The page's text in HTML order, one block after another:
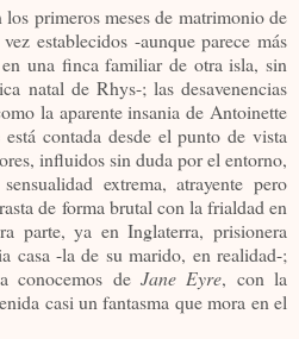
primeros meses de matrimonio de
establecidos -aunque parece más
una finca familiar de otra isla, sin
natal de Rhys-; las desavenencias
la aparente insania de Antoinette
contada desde el punto de vista
influidos sin duda por el entorno,
extrema, atrayente pero
de forma brutal con la frialdad en
parte, ya en Inglaterra, prisionera
casa -la de su marido, en realidad-;
conocemos de Jane Eyre, con la
casi un fantasma que mora en el